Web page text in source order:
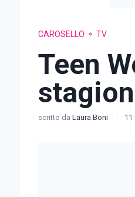
CAROSELLO TV
Teen
scritto da Laura Boni 11